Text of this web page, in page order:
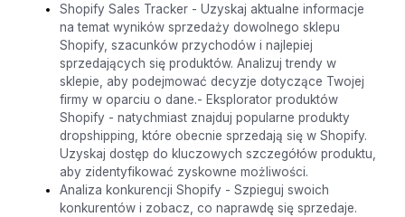
Shopify Sales Tracker - Uzyskaj aktualne informacje
na temat wyników sprzedaży dowolnego sklepu
Shopify, szacunków przychodów i najlepiej
sprzedających się produktów. Analizuj trendy w
sklepie, aby podejmować decyzje dotyczące Twojej
firmy w oparciu o dane.- Eksplorator produktów
Shopify - natychmiast znajduj popularne produkty
dropshipping, które obecnie sprzedają się w Shopify.
Uzyskaj dostęp do kluczowych szczegółów produktu,
aby zidentyfikować zyskowne możliwości.
Analiza konkurencji Shopify - Szpieguj swoich
konkurentów i zobacz, co naprawdę się sprzedaje.